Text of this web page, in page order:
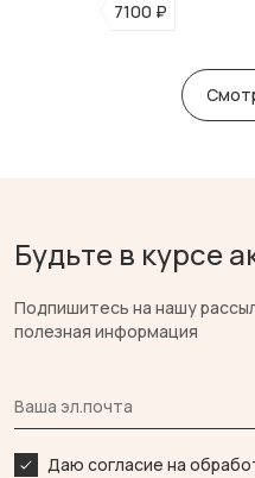
7100 ₽
Будьте в курсе
Подпишитесь на нашу
полезная информация
Даю согласие на